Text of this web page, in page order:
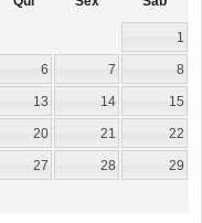
1
6 7 8
13 14 15
20 21 22
27 28 29